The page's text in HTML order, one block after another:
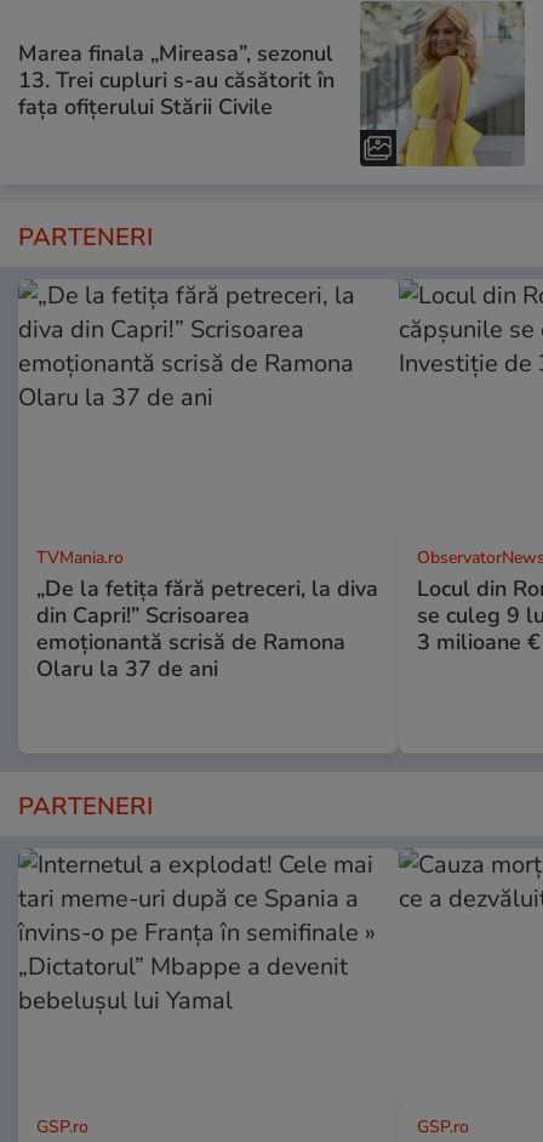
Marea finala „Mireasa”, sezonul
13. Trei cupluri s-au căsătorit în
fața ofițerului Stării Civile
PARTENERI
TVMania.ro
„De la fetița fără petreceri, la diva
din Capri!” Scrisoarea
emoționantă scrisă de Ramona
Olaru la 37 de ani
Locul din
se culeg 9
3 milioane €
PARTENERI
GSP.ro GSP.ro